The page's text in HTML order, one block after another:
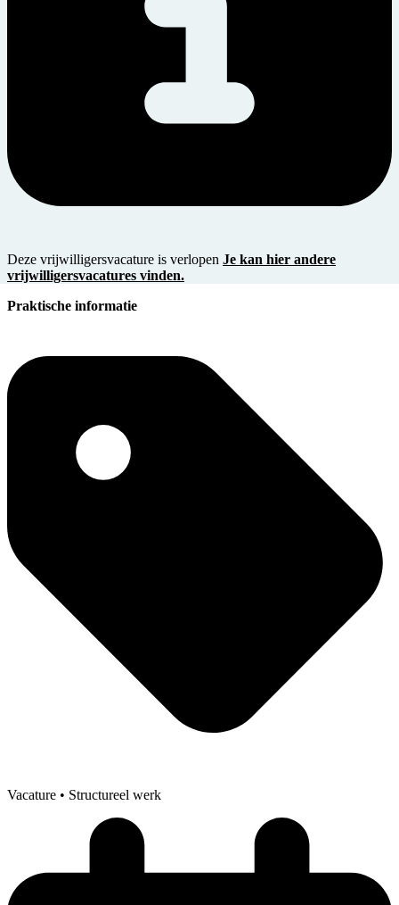
Deze vrijwilligersvacature is verlopen Je kan hier andere
vrijwilligersvacatures vinden.
Praktische informatie
Vacature • Structureel werk